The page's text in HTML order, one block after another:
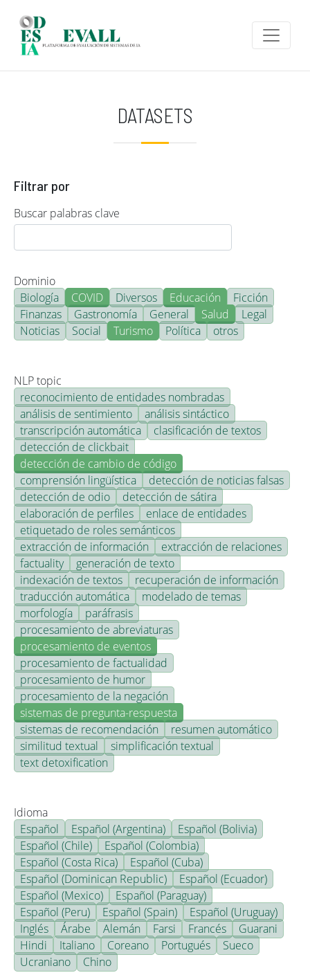
DATASETS
Filtrar por
Buscar palabras clave
Dominio
Biología
COVID Diversos Educación
Ficción
Finanzas
Gastronomía General Salud
Legal
Noticias
Social Turismo Política otros
NLP topic
reconocimiento de entidades nombradas
análisis de sentimiento
análisis sintáctico
transcripción automática
clasificación de textos
detección de clickbait
detección de cambio de código
comprensión lingüística
detección de noticias falsas
detección de odio
detección de sátira
elaboración de perfiles
enlace de entidades
etiquetado de roles semánticos
extracción de información
extracción de relaciones
factuality
generación de texto
indexación de textos
recuperación de información
traducción automática
modelado de temas
morfología
paráfrasis
procesamiento de abreviaturas
procesamiento de eventos
procesamiento de factualidad
procesamiento de humor
procesamiento de la negación
sistemas de pregunta-respuesta
sistemas de recomendación
resumen automático
similitud textual
simplificación textual
text detoxification
Idioma
Español
Español (Argentina)
Español (Bolivia)
Español (Chile)
Español (Colombia)
Español (Costa Rica)
Español (Cuba)
Español (Dominican Republic)
Español (Ecuador)
Español (Mexico)
Español (Paraguay)
Español (Peru)
Español (Spain)
Español (Uruguay)
Inglés
Árabe Alemán Farsi Francés
Guarani
Hindi
Italiano Coreano Portugués
Sueco
Ucraniano
Chino